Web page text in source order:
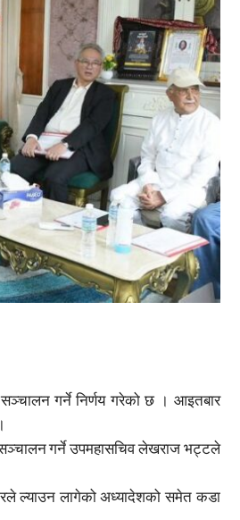
गर्ने निर्णय गरेको छ । आइतबार
सञ्चालन गर्ने उपमहासचिव लेखराज भट्टले
ल्याउन लागेको अध्यादेशको समेत कडा